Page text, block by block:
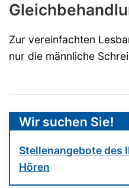
Zur vereinfachten
nur die männliche
Wir suchen Sie!
Stellenangebote des
Hören